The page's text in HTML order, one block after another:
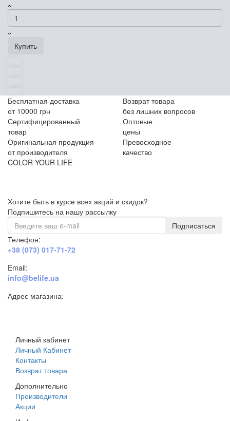
Купить
Бесплатная доставка
от 10000 грн
Возврат товара
без лишних вопросов
Сертифицированный
товар
Оптовые
цены
Оригинальная продукция
от производителя
Превосходное
качество
COLOR YOUR LIFE
Хотите быть в курсе всех акций и скидок?
Подпишитесь на нашу рассылку
Подписаться
Телефон:
+38 (073) 017-71-72
Email:
info@belife.ua
Адрес магазина:
Личный кабинет
Личный Кабинет
Контакты
Возврат товара
Дополнительно
Производители
Акции